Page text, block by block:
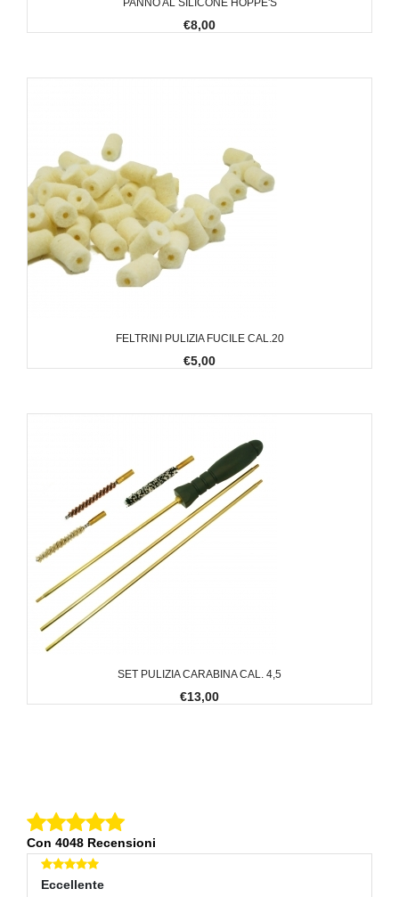
PANNO AL SILICONE HOPPE'S
€8,00
FELTRINI PULIZIA FUCILE CAL.20
€5,00
SET PULIZIA CARABINA CAL. 4,5
€13,00
Con 4048 Recensioni
Eccellente